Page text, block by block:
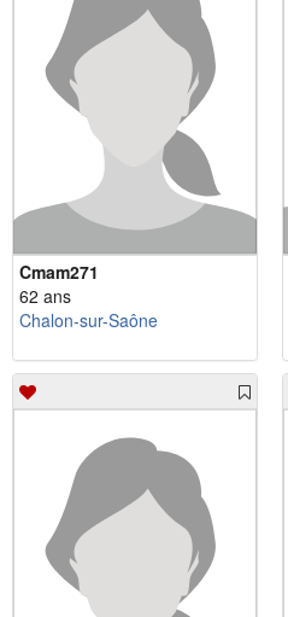
Cmam271
62 ans
Chalon-sur-Saône